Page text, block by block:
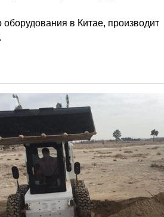
в Китае, производит